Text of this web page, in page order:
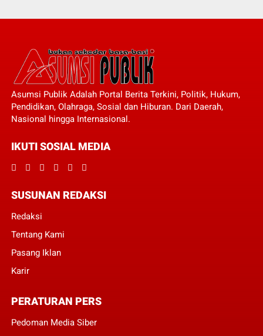
Asumsi Publik Adalah Portal Berita Terkini, Politik, Hukum,
Pendidikan, Olahraga, Sosial dan Hiburan. Dari Daerah,
Nasional hingga Internasional.
IKUTI SOSIAL MEDIA
SUSUNAN REDAKSI
Redaksi
Tentang Kami
Pasang Iklan
Karir
PERATURAN PERS
Pedoman Media Siber